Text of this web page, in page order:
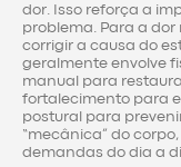
dor. Isso reforça a
problema. Para a
corrigir a causa do
geralmente envolve
manual para
fortalecimento para
postural para
“mecânica” do
demandas do dia a